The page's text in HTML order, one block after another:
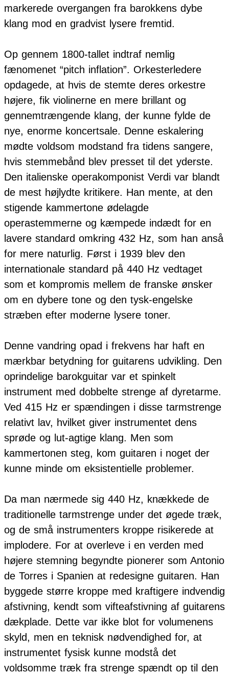
markerede overgangen fra barokkens dybe
klang mod en gradvist lysere fremtid.
Op gennem 1800-tallet indtraf nemlig
fænomenet “pitch inflation”. Orkesterledere
opdagede, at hvis de stemte deres orkestre
højere, fik violinerne en mere brillant og
gennemtrængende klang, der kunne fylde de
nye, enorme koncertsale. Denne eskalering
mødte voldsom modstand fra tidens sangere,
hvis stemmebånd blev presset til det yderste.
Den italienske operakomponist Verdi var blandt
de mest højlydte kritikere. Han mente, at den
stigende kammertone ødelagde
operastemmerne og kæmpede indædt for en
lavere standard omkring 432 Hz, som han anså
for mere naturlig. Først i 1939 blev den
internationale standard på 440 Hz vedtaget
som et kompromis mellem de franske ønsker
om en dybere tone og den tysk-engelske
stræben efter moderne lysere toner.
Denne vandring opad i frekvens har haft en
mærkbar betydning for guitarens udvikling. Den
oprindelige barokguitar var et spinkelt
instrument med dobbelte strenge af dyretarme.
Ved 415 Hz er spændingen i disse tarmstrenge
relativt lav, hvilket giver instrumentet dens
sprøde og lut-agtige klang. Men som
kammertonen steg, kom guitaren i noget der
kunne minde om eksistentielle problemer.
Da man nærmede sig 440 Hz, knækkede de
traditionelle tarmstrenge under det øgede træk,
og de små instrumenters kroppe risikerede at
implodere. For at overleve i en verden med
højere stemning begyndte pionerer som Antonio
de Torres i Spanien at redesigne guitaren. Han
byggede større kroppe med kraftigere indvendig
afstivning, kendt som vifteafstivning af guitarens
dækplade. Dette var ikke blot for volumenens
skyld, men en teknisk nødvendighed for, at
instrumentet fysisk kunne modstå det
voldsomme træk fra strenge spændt op til den